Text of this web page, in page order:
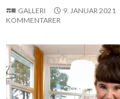
GALLERI 9. JANUAR 2021
KOMMENTARER